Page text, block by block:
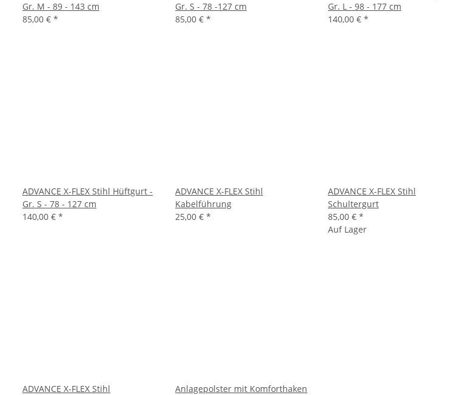
Gr. M - 89 - 143 cm
85,00 € *
Gr. S - 78 -127 cm
85,00 € *
Gr. L - 98 - 177 cm
140,00 € *
ADVANCE X-FLEX Stihl Hüftgurt -
Gr. S - 78 - 127 cm
140,00 € *
ADVANCE X-FLEX Stihl
Kabelführung
25,00 € *
ADVANCE X-FLEX Stihl
Schultergurt
85,00 € *
ADVANCE X-FLEX Stihl
Anlagepolster mit Komforthaken
Auf Lager